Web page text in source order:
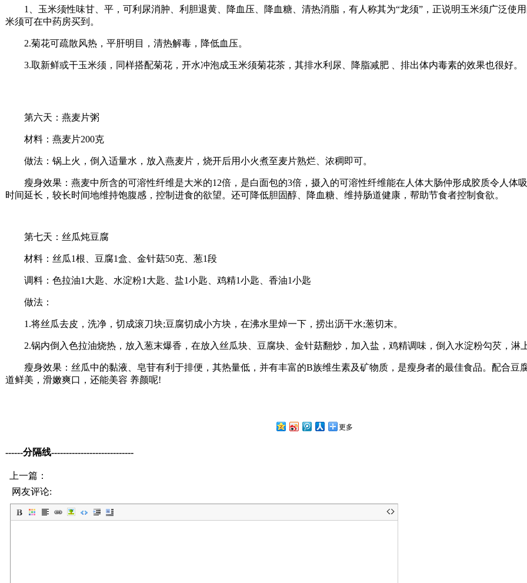
1、玉米须性味甘、平，可利尿消肿、利胆退黄、降血压、降血糖、清热消脂，有人称其为“龙须”，正说明玉米须广泛使
米须可在中药房买到。
2.菊花可疏散风热，平肝明目，清热解毒，降低血压。
3.取新鲜或干玉米须，同样搭配菊花，开水冲泡成玉米须菊花茶，其排水利尿、降脂减肥 、排出体内毒素的效果也很好。
第六天：燕麦片粥
材料：燕麦片200克
做法：锅上火，倒入适量水，放入燕麦片，烧开后用小火煮至麦片熟烂、浓稠即可。
瘦身效果：燕麦中所含的可溶性纤维是大米的12倍，是白面包的3倍，摄入的可溶性纤维能在人体大肠仲形成胶质令人体
时间延长，较长时间地维持饱腹感，控制进食的欲望。还可降低胆固醇、降血糖、维持肠道健康，帮助节食者控制食欲。
第七天：丝瓜炖豆腐
材料：丝瓜1根、豆腐1盒、金针菇50克、葱1段
调料：色拉油1大匙、水淀粉1大匙、盐1小匙、鸡精1小匙、香油1小匙
做法：
1.将丝瓜去皮，洗净，切成滚刀块;豆腐切成小方块，在沸水里焯一下，捞出沥干水;葱切末。
2.锅内倒入色拉油烧热，放入葱末爆香，在放入丝瓜块、豆腐块、金针菇翻炒，加入盐，鸡精调味，倒入水淀粉勾芡，淋上
瘦身效果：丝瓜中的黏液、皂苷有利于排便，其热量低，并有丰富的B族维生素及矿物质，是瘦身者的最佳食品。配合豆
道鲜美，滑嫩爽口，还能美容 养颜呢!
更多
------分隔线----------------------------
上一篇：
网友评论: